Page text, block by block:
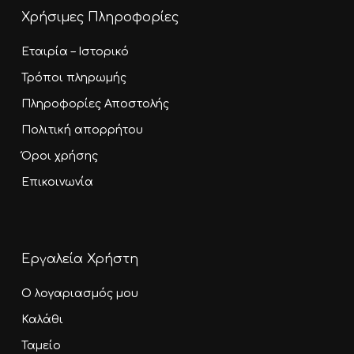
Χρήσιμες Πληροφορίες
Εταιρία – Ιστορικό
Τρόποι πληρωμής
Πληροφορίες Αποστολής
Πολιτική απορρήτου
Όροι χρήσης
Επικοινωνία
Εργαλεία Χρήστη
Ο λογαριασμός μου
Καλάθι
Ταμείο